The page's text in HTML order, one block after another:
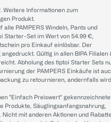
Weitere Informationen zum
Produkt.
PAMPERS Windeln, Pants und
Starter-Set im Wert von 54.99 €,
pro Einkauf einlösbar. Der
Gültig in allen BIPA Filialen
Abholung des tiptoi Starter Sets
der PAMPERS Einkäufe ist
zu retournieren, andernfalls wird
"Einfach Preiswert" gekennzeichnete
Produkte, Säuglingsanfangsnahrung,
mit anderen Aktionen und